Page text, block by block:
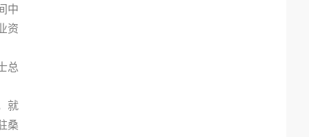
中
资
总
就
桑